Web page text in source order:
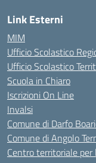
Link Esterni
MIM
Ufficio Scolastico
Ufficio Scolastico
Scuola in Chiaro
Iscrizioni On Line
Invalsi
Comune di Darfo
Comune di Angolo
Centro territoriale per